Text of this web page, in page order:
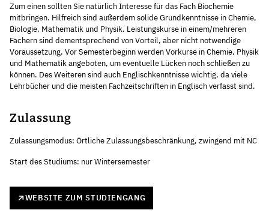
Zum einen sollten Sie natürlich Interesse für das Fach Biochemie
mitbringen. Hilfreich sind außerdem solide Grundkenntnisse in Chemie,
Biologie, Mathematik und Physik. Leistungskurse in einem/mehreren
Fächern sind dementsprechend von Vorteil, aber nicht notwendige
Voraussetzung. Vor Semesterbeginn werden Vorkurse in Chemie, Physik
und Mathematik angeboten, um eventuelle Lücken noch schließen zu
können. Des Weiteren sind auch Englischkenntnisse wichtig, da viele
Lehrbücher und die meisten Fachzeitschriften in Englisch verfasst sind.
Zulassung
Zulassungsmodus: Örtliche Zulassungsbeschränkung, zwingend mit NC
Start des Studiums: nur Wintersemester
WEBSITE ZUM STUDIENGANG